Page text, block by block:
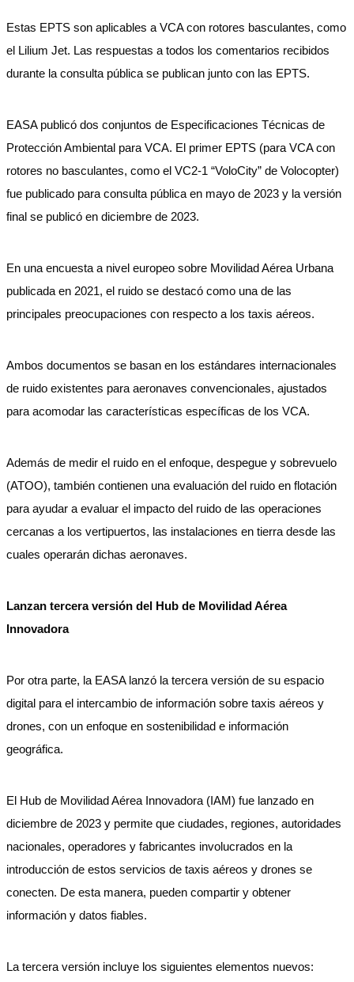
Estas EPTS son aplicables a VCA con rotores basculantes, como
el Lilium Jet. Las respuestas a todos los comentarios recibidos
durante la consulta pública se publican junto con las EPTS.
EASA publicó dos conjuntos de Especificaciones Técnicas de
Protección Ambiental para VCA. El primer EPTS (para VCA con
rotores no basculantes, como el VC2-1 “VoloCity” de Volocopter)
fue publicado para consulta pública en mayo de 2023 y la versión
final se publicó en diciembre de 2023.
En una encuesta a nivel europeo sobre Movilidad Aérea Urbana
publicada en 2021, el ruido se destacó como una de las
principales preocupaciones con respecto a los taxis aéreos.
Ambos documentos se basan en los estándares internacionales
de ruido existentes para aeronaves convencionales, ajustados
para acomodar las características específicas de los VCA.
Además de medir el ruido en el enfoque, despegue y sobrevuelo
(ATOO), también contienen una evaluación del ruido en flotación
para ayudar a evaluar el impacto del ruido de las operaciones
cercanas a los vertipuertos, las instalaciones en tierra desde las
cuales operarán dichas aeronaves.
Lanzan tercera versión del Hub de Movilidad Aérea
Innovadora
Por otra parte, la EASA lanzó la tercera versión de su espacio
digital para el intercambio de información sobre taxis aéreos y
drones, con un enfoque en sostenibilidad e información
geográfica.
El Hub de Movilidad Aérea Innovadora (IAM) fue lanzado en
diciembre de 2023 y permite que ciudades, regiones, autoridades
nacionales, operadores y fabricantes involucrados en la
introducción de estos servicios de taxis aéreos y drones se
conecten. De esta manera, pueden compartir y obtener
información y datos fiables.
La tercera versión incluye los siguientes elementos nuevos: